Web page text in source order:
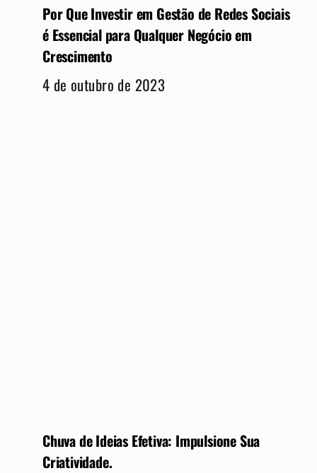
Por Que Investir em Gestão de Redes Sociais
é Essencial para Qualquer Negócio em
Crescimento
4 de outubro de 2023
Chuva de Ideias Efetiva: Impulsione Sua
Criatividade.